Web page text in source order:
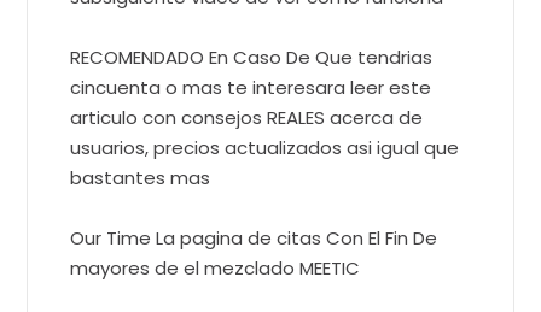
RECOMENDADO En Caso De Que tendri­as
cincuenta o mas te interesara leer este
arti­culo con consejos REALES acerca de
usuarios, precios actualizados asi­ igual que
bastantes mas
Our Time La pagina de citas Con El Fin De
mayores de el mezclado MEETIC